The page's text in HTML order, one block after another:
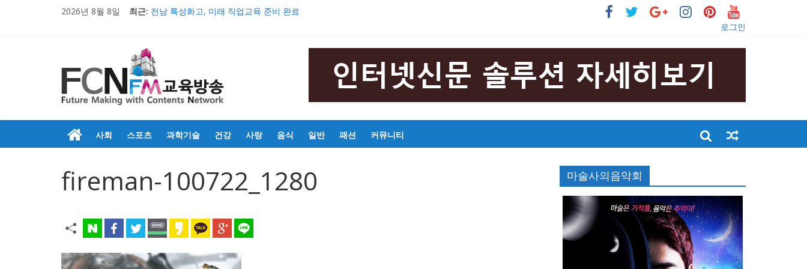
2026년 8월 8일 최근: 전남 특성화고, 미래 직업교육 준비 완료
2017 교육감배 시·군대항 초·중 구간마라톤대회 성황리 개최
우리 아이들의 행복한 미래만들기
로그인
사회 스포츠 과학기술 건강 사랑 음식 일반 패션 커뮤니티
fireman-100722_1280 마술사의음악회